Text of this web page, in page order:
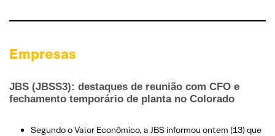
Empresas
JBS (JBSS3): destaques de reunião com CFO e
fechamento temporário de planta no Colorado
Segundo o Valor Econômico, a JBS informou ontem (13) que